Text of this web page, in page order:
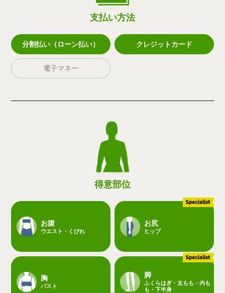
支払い方法
分割払い（ローン払い） クレジットカード
電子マネー
得意部位
お腹
ウエスト・くびれ
お尻
ヒップ
胸
バスト
脚
ふくらはぎ・太もも・内も
も・下半身